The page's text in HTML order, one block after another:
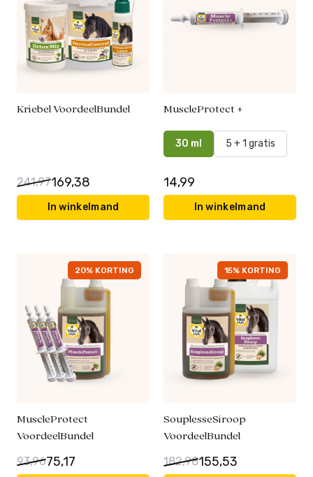
Kriebel VoordeelBundel
241,97169,38
In winkelmand
MuscleProtect +
30 ml 5 + 1 gratis
14,99
In winkelmand
20% KORTING
MuscleProtect
VoordeelBundel
93,9675,17
15% KORTING
SouplesseSiroop
VoordeelBundel
182,98155,53